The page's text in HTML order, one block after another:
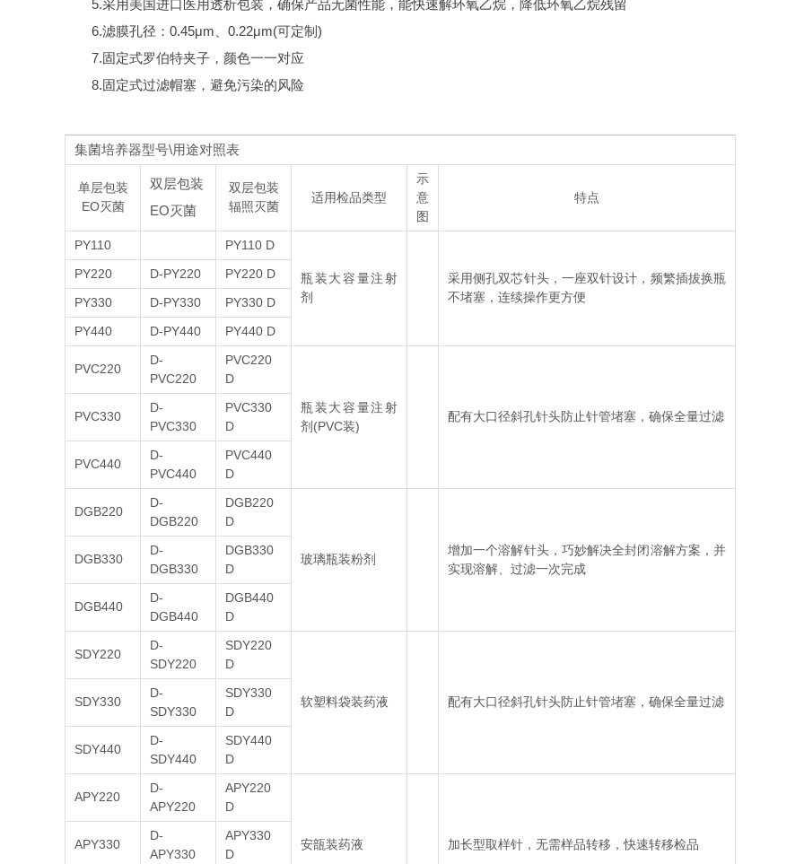
5.采用美国进口医用透析包装，确保产品无菌性能，能快速解环氧乙烷，降低环氧乙烷残留
6.滤膜孔径：0.45μm、0.22μm(可定制)
7.固定式罗伯特夹子，颜色一一对应
8.固定式过滤帽塞，避免污染的风险
集菌培养器型号\用途对照表
单层包装
EO灭菌
双层包装
EO灭菌
双层包装
辐照灭菌
适用检品类型
示
意
图
特点
PY110 PY110 D
瓶装大容量注射
剂
采用侧孔双芯针头，一座双针设计，频繁插拔换瓶
不堵塞，连续操作更方便
PY220 D-PY220
PY220 D
PY330
D-PY330
PY330 D
PY440
D-PY440 PY440 D
PVC220
D-
PVC220
PVC220
D
瓶装大容量注射
剂(PVC装)
配有大口径斜孔针头防止针管堵塞，确保全量过滤
PVC330
D-
PVC330
PVC330
D
PVC440
D-
PVC440
PVC440
D
DGB220
D-
DGB220
DGB220
D
玻璃瓶装粉剂
增加一个溶解针头，巧妙解决全封闭溶解方案，并
实现溶解、过滤一次完成
DGB330
D-
DGB330
DGB330
D
DGB440
D-
DGB440
DGB440
D
SDY220
D-
SDY220
SDY220
D
软塑料袋装药液 配有大口径斜孔针头防止针管堵塞，确保全量过滤
SDY330
D-
SDY330
SDY330
D
SDY440
D-
SDY440
SDY440
D
APY220
D-
APY220
APY220
D
安瓿装药液 加长型取样针，无需样品转移，快速转移检品
APY330
D-
APY330
APY330
D